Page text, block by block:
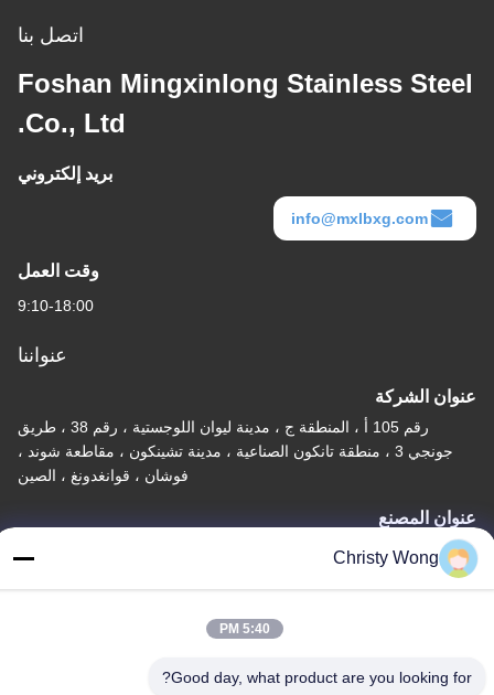
اتصل بنا
Foshan Mingxinlong Stainless Steel
Co., Ltd.
بريد إلكتروني
info@mxlbxg.com
وقت العمل
9:10-18:00
عنواننا
عنوان الشركة
رقم 105 أ ، المنطقة ج ، مدينة ليوان اللوجستية ، رقم 38 ، طريق
جونجي 3 ، منطقة تانكون الصناعية ، مدينة تشينكون ، مقاطعة شوند ،
فوشان ، قوانغدونغ ، الصين
عنوان المصنع
جونجي 3 ، منطقة تانكون الصناعية ، مدينة تشينكون ، مقاطعة شوند ،
Christy Wong
5:40 PM
Good day, what product are you looking for?